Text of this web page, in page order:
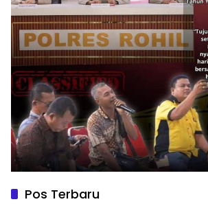
Pos Terbaru